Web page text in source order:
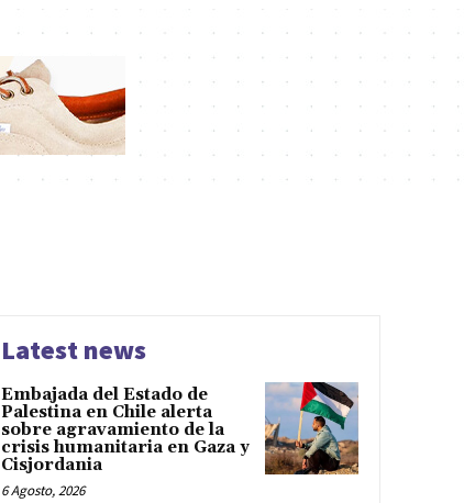
Latest news
Embajada del Estado de
Palestina en Chile alerta
sobre agravamiento de la
crisis humanitaria en Gaza y
Cisjordania
6 Agosto, 2026